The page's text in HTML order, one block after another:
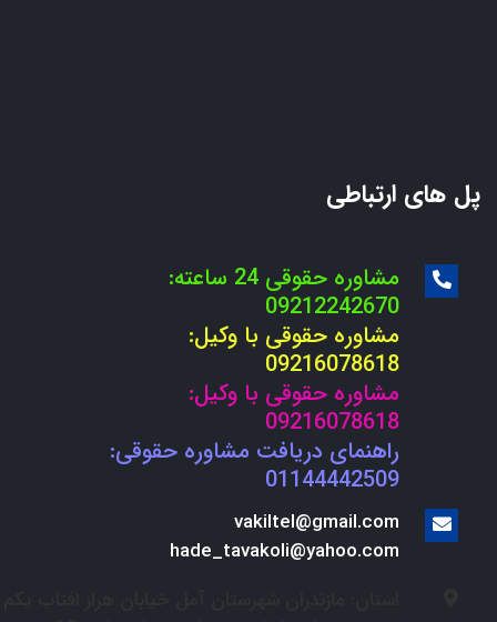
پل های ارتباطی
مشاوره حقوقی 24 ساعته:
09212242670
مشاوره حقوقی با وکیل:
09216078618
مشاوره حقوقی با وکیل:
09216078618
راهنمای دریافت مشاوره حقوقی:
01144442509
vakiltel@gmail.com
hade_tavakoli@yahoo.com